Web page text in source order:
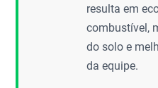
resulta em
combustível,
do solo e
da equipe.